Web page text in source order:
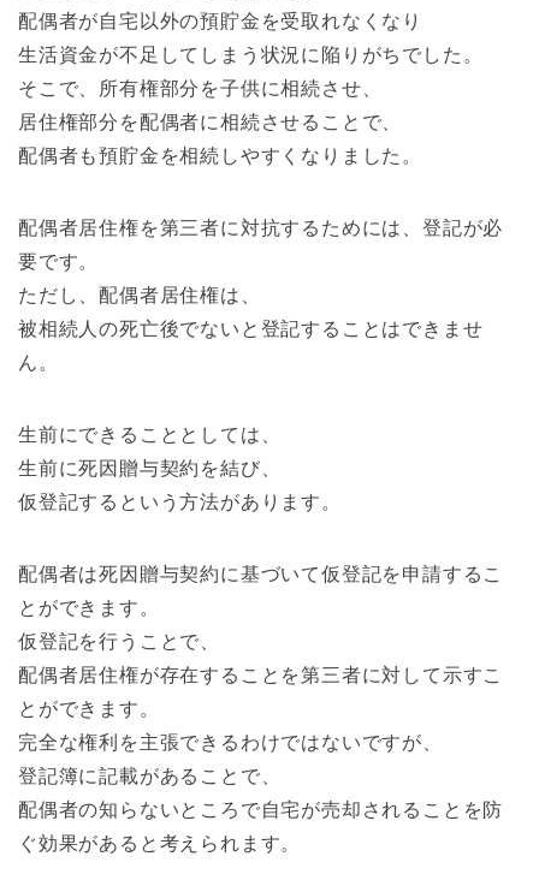
配偶者が自宅以外の預貯金を受取れなくなり
生活資金が不足してしまう状況に陥りがちでした。
そこで、所有権部分を子供に相続させ、
居住権部分を配偶者に相続させることで、
配偶者も預貯金を相続しやすくなりました。
配偶者居住権を第三者に対抗するためには、登記が必
要です。
ただし、配偶者居住権は、
被相続人の死亡後でないと登記することはできませ
ん。
生前にできることとしては、
生前に死因贈与契約を結び、
仮登記するという方法があります。
配偶者は死因贈与契約に基づいて仮登記を申請するこ
とができます。
仮登記を行うことで、
配偶者居住権が存在することを第三者に対して示すこ
とができます。
完全な権利を主張できるわけではないですが、
登記簿に記載があることで、
配偶者の知らないところで自宅が売却されることを防
ぐ効果があると考えられます。